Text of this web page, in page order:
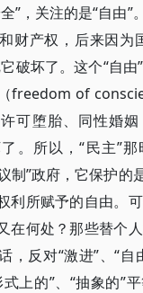
”，关注的是“自由”
财产权，后来因为
破坏了。这个“自由
freedom of
可堕胎、同性婚
。所以，“民主”
制”政府，它保护的
利所赋予的自由。
在何处？那些替个
，反对“激进”、“自
上的”、“抽象的”